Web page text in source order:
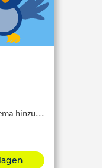
hinzu…